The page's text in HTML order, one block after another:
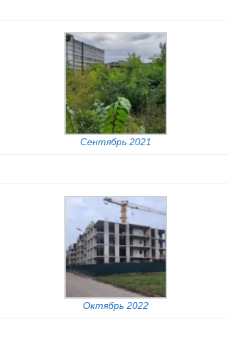
Сентябрь 2021
Октябрь 2022